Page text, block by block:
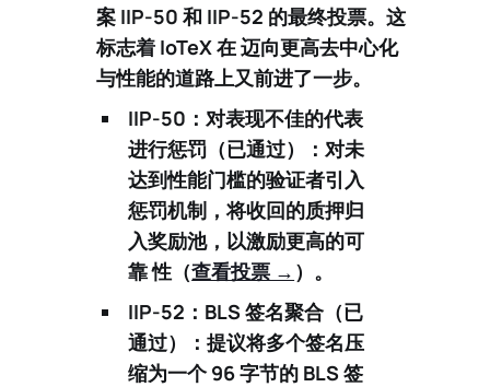
案 IIP-50 和 IIP-52 的最终投票。这
标志着 IoTeX 在 迈向更高去中心化
与性能的道路上又前进了一步。
IIP-50：对表现不佳的代表
进行惩罚（已通过）：对未
达到性能门槛的验证者引入
惩罚机制，将收回的质押归
入奖励池，以激励更高的可
靠 性（查看投票 → ）。
IIP-52：BLS 签名聚合（已
通过）：提议将多个签名压
缩为一个 96 字节的 BLS 签